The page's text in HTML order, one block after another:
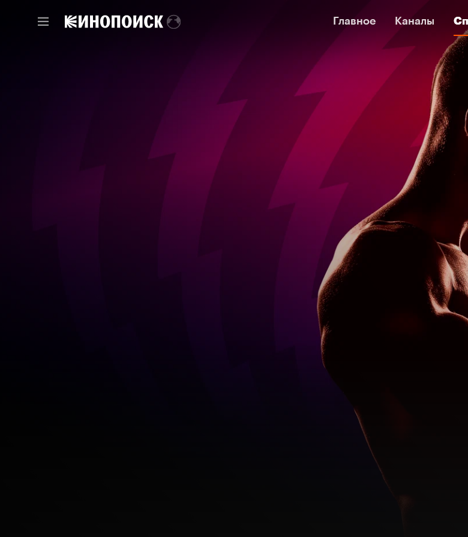
Главное Каналы
Главное Каналы